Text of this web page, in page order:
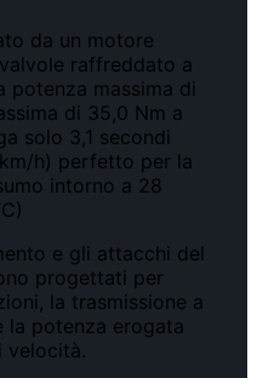
da un motore
raffreddato a
potenza massima di
di 35,0 Nm a
solo 3,1 secondi
h) perfetto per la
intorno a 28
e gli attacchi del
progettati per
la trasmissione a
la potenza erogata
velocità.